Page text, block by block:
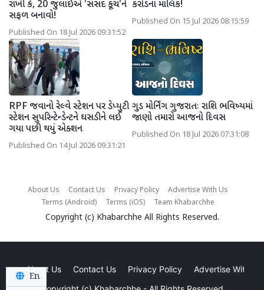
રાખી કે, 20 જુલાઈએ 'સંસદ કૂચ'ને
સફળ બનાવો!
Published On 18 Jul 2026 09:31:52
કરોડના માલિક!
Published On 15 Jul 2026 08:15:59
RPF જવાનો રેલ્વે સ્ટેશન પર ડેપ્યુટી
સ્ટેશન સુપરિન્ટેન્ડેન્ટને ઘસડીને લઈ
ગયા પછી થયું એક્શન
Published On 14 Jul 2026 09:31:21
ગુડ મોર્નિંગ ગુજરાતઃ રાશિ ભવિષ્યમાં
જાણો તમારો આજનો દિવસ
Published On 18 Jul 2026 07:31:08
About Us Contact Us Privacy Policy
Advertise With Us
Terms (Android)
Terms (iOS) Team Khabarchhe
Copyright (c) Khabarchhe All Rights Reserved.
About Us Contact Us Privacy Policy
Advertise With Us
En